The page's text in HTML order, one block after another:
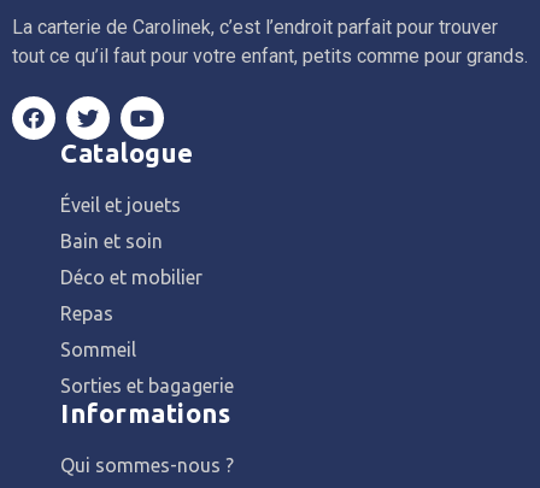
La carterie de Carolinek, c’est l’endroit parfait pour trouver
tout ce qu’il faut pour votre enfant, petits comme pour grands.
Catalogue
Éveil et jouets
Bain et soin
Déco et mobilier
Repas
Sommeil
Sorties et bagagerie
Informations
Qui sommes-nous ?